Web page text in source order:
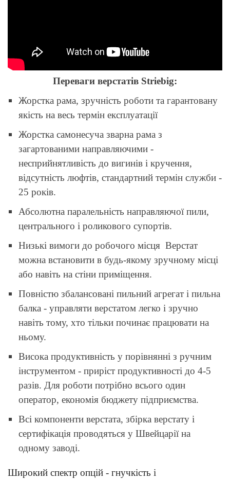
Переваги верстатів Striebig:
Жорстка рама, зручність роботи та гарантовану
якість на весь термін експлуатації
Жорстка самонесуча зварна рама з
загартованими направляючими -
несприйнятливість до вигинів і кручення,
відсутність люфтів, стандартний термін служби -
25 років.
Абсолютна паралельність направляючої пили,
центрального і роликового супортів.
Низькі вимоги до робочого місця Верстат
можна встановити в будь-якому зручному місці
або навіть на стіни приміщення.
Повністю збалансовані пильний агрегат і пильна
балка - управляти верстатом легко і зручно
навіть тому, хто тільки починає працювати на
ньому.
Висока продуктивність у порівнянні з ручним
інструментом - приріст продуктивності до 4-5
разів. Для роботи потрібно всього один
оператор, економія бюджету підприємства.
Всі компоненти верстата, збірка верстату і
сертифікація проводяться у Швейцарії на
одному заводі.
Широкий спектр опцій - гнучкість і